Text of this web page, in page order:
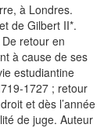
à Londres.
de Gilbert II*.
retour en
à cause de ses
estudiantine
1727 ; retour
et dès l’année
de juge. Auteur